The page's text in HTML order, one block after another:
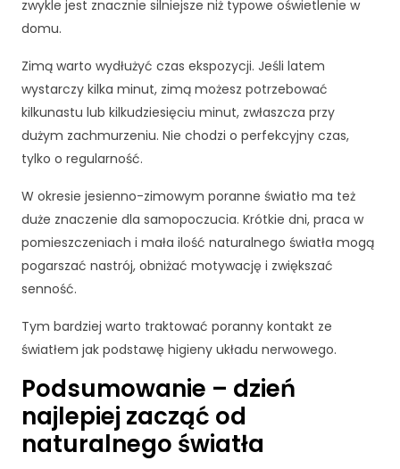
zwykle jest znacznie silniejsze niż typowe oświetlenie w
domu.
Zimą warto wydłużyć czas ekspozycji. Jeśli latem
wystarczy kilka minut, zimą możesz potrzebować
kilkunastu lub kilkudziesięciu minut, zwłaszcza przy
dużym zachmurzeniu. Nie chodzi o perfekcyjny czas,
tylko o regularność.
W okresie jesienno-zimowym poranne światło ma też
duże znaczenie dla samopoczucia. Krótkie dni, praca w
pomieszczeniach i mała ilość naturalnego światła mogą
pogarszać nastrój, obniżać motywację i zwiększać
senność.
Tym bardziej warto traktować poranny kontakt ze
światłem jak podstawę higieny układu nerwowego.
Podsumowanie – dzień
najlepiej zacząć od
naturalnego światła
s
z
n
s
ę
a
z
b
a
c
e
ni
s
p
rs
n
al